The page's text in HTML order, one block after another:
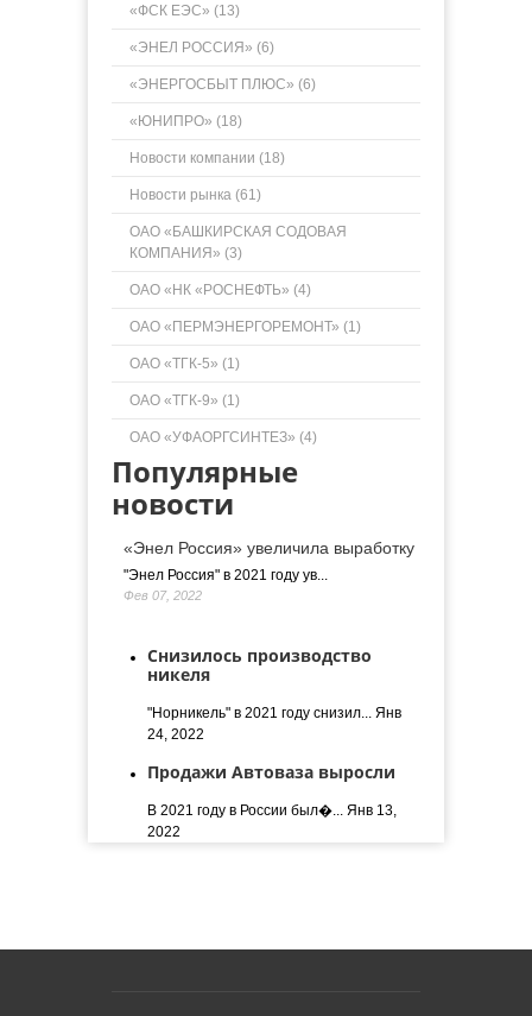
«ФСК ЕЭС» (13)
«ЭНЕЛ РОССИЯ» (6)
«ЭНЕРГОСБЫТ ПЛЮС» (6)
«ЮНИПРО» (18)
Новости компании (18)
Новости рынка (61)
ОАО «БАШКИРСКАЯ СОДОВАЯ
КОМПАНИЯ» (3)
ОАО «НК «РОСНЕФТЬ» (4)
ОАО «ПЕРМЭНЕРГОРЕМОНТ» (1)
ОАО «ТГК-5» (1)
ОАО «ТГК-9» (1)
ОАО «УФАОРГСИНТЕЗ» (4)
Популярные
новости
«Энел Россия» увеличила выработку
"Энел Россия" в 2021 году ув...
Фев 07, 2022
Снизилось производство
никеля
"Норникель" в 2021 году снизил... Янв
24, 2022
Продажи Автоваза выросли
В 2021 году в России был�... Янв 13,
2022